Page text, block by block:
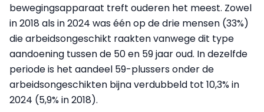
bewegingsapparaat treft ouderen het meest. Zowel
in 2018 als in 2024 was één op de drie mensen (33%)
die arbeidsongeschikt raakten vanwege dit type
aandoening tussen de 50 en 59 jaar oud. In dezelfde
periode is het aandeel 59-plussers onder de
arbeidsongeschikten bijna verdubbeld tot 10,3% in
2024 (5,9% in 2018).